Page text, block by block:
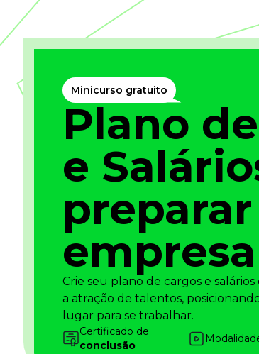
Todas as categorias
Empreendedorismo
Impulsione o seu negócio
Legislação
Fique por dentro da lei
Pessoas e Cultura
Aprimore a cultura organizacional
Educação Financeira
Para o Trabalhador
Imprensa
VR na Imprensa
Cursos
Cursos
Minicurso gratuito
Plano
e
empresa
Crie seu plano de cargos e
a atração de talentos,
lugar para se trabalhar.
Certificado de
conclusão